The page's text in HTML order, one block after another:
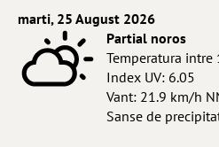
marti, 25 August 2026
Partial noros
Temperatura intre
Index UV: 6.05
Vant: 21.9 km/h
Sanse de